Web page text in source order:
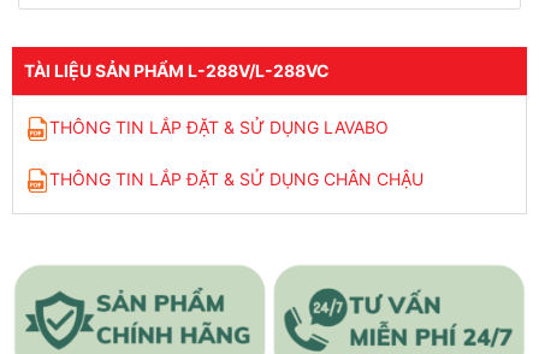
TÀI LIỆU SẢN PHẨM L-288V/L-288VC
THÔNG TIN LẮP ĐẶT & SỬ DỤNG LAVABO
THÔNG TIN LẮP ĐẶT & SỬ DỤNG CHÂN CHẬU